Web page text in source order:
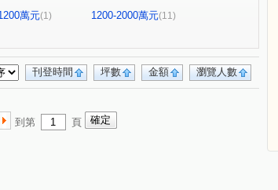
開元路(1) 大學路(1)
路(1) 文山路(1) 南大路(1)
萬元(1) 1200-2000萬元(11)
瀏覽人數
金額
坪數
刊登時間
到第 頁